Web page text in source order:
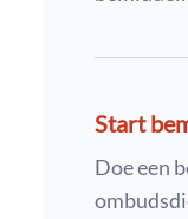
Start
Doe een